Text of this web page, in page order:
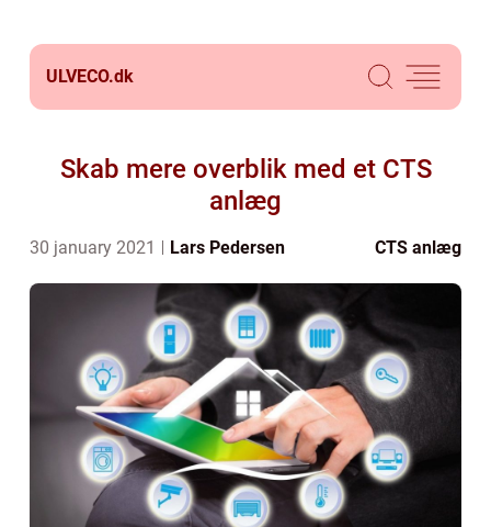
ULVECO.dk
Skab mere overblik med et CTS
anlæg
30 january 2021 Lars Pedersen CTS anlæg